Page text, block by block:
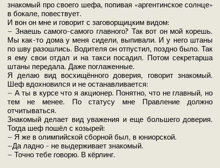
знакомый про своего шефа, попивая «аргентинское солнце»
в бокале, повествует.
И вон он мне и говорит с заговорщицким видом:
– Знаешь самого-самого главного? Так вот он мой корешь.
Мы как-то дома у меня сидели, выпивали. И у него штаны
по шву разошлись. Водителя он отпустил, поздно было. Так
я ему свои отдал и на такси посадил. Потом секретарша
штаны передала. Даже поглаженные.
Я делаю вид восхищённого доверия, говорит знакомый.
Шеф вдохновился и не останавливается:
– А ты в курсе что я акционер. Понятно, что не главный, но
тем не менее. По статусу мне Правление должно
отчитываться.
Знакомый делает вид уважения и еще большего доверия.
Тогда шеф пошёл с козырей:
– Я же в олимпийской сборной был, в юниорской.
–Да ладно - не выдерживает знакомый.
– Точно тебе говорю. В кёрлинг.